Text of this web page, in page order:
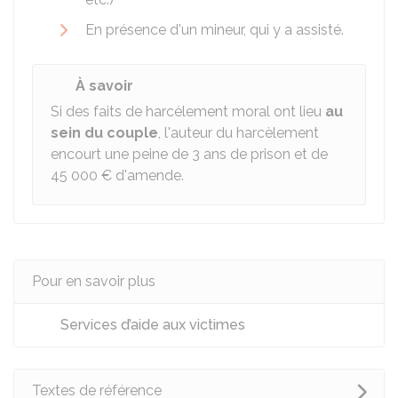
En présence d'un mineur, qui y a assisté.
À savoir
Si des faits de harcèlement moral ont lieu au
sein du couple, l'auteur du harcèlement
encourt une peine de 3 ans de prison et de
45 000 € d'amende.
Pour en savoir plus
Services d’aide aux victimes
Textes de référence